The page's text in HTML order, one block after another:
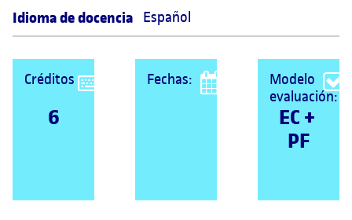
Idioma de docencia Español
Créditos
6
Fechas:
Modelo
evaluación:
EC +
PF